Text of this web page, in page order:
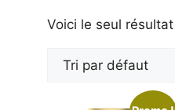
Voici le seul résultat